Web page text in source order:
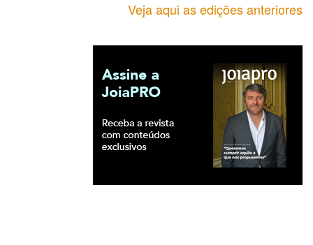
Veja aqui as edições anteriores